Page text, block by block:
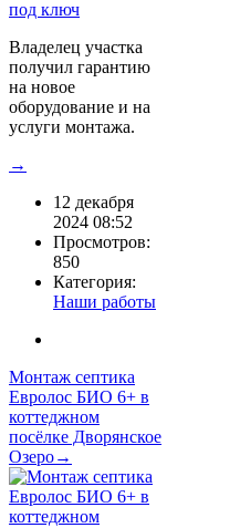
Владелец участка
получил гарантию
на новое
оборудование и на
услуги монтажа.
→
12 декабря
2024 08:52
Просмотров:
850
Категория:
Наши работы
Монтаж септика
Евролос БИО 6+ в
коттеджном
посёлке Дворянское
Озеро→